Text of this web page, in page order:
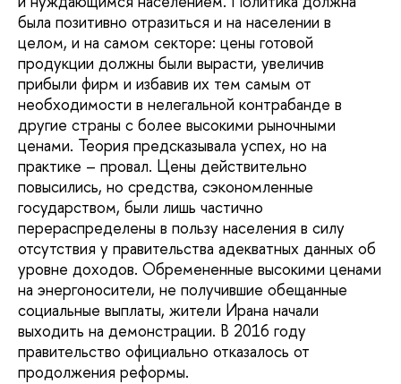
была позитивно отразиться и на населении в
целом, и на самом секторе: цены готовой
продукции должны были вырасти, увеличив
прибыли фирм и избавив их тем самым от
необходимости в нелегальной контрабанде в
другие страны с более высокими рыночными
ценами. Теория предсказывала успех, но на
практике – провал. Цены действительно
повысились, но средства, сэкономленные
государством, были лишь частично
перераспределены в пользу населения в силу
отсутствия у правительства адекватных данных об
уровне доходов. Обремененные высокими ценами
на энергоносители, не получившие обещанные
социальные выплаты, жители Ирана начали
выходить на демонстрации. В 2016 году
правительство официально отказалось от
продолжения реформы.